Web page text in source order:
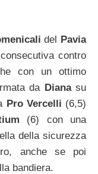
del Pavia
contro
con un ottimo
da Dianasu
Pro Vercelli (6,5)
(6) con una
della sicurezza
anche se poi
bandiera.